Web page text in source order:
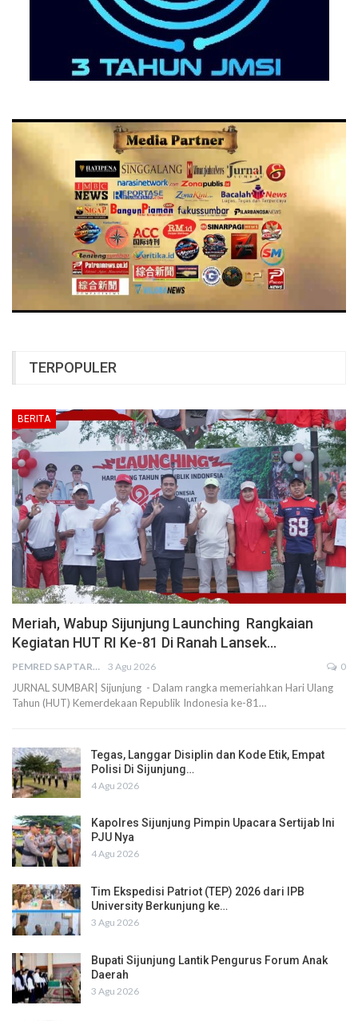
TERPOPULER
BERITA
Meriah, Wabup Sijunjung Launching Rangkaian
Kegiatan HUT RI Ke-81 Di Ranah Lansek…
PEMRED SAPTARIUS 3 Agu 2026 0
JURNAL SUMBAR| Sijunjung - Dalam rangka memeriahkan Hari Ulang
Tahun (HUT) Kemerdekaan Republik Indonesia ke-81…
Tegas, Langgar Disiplin dan Kode Etik, Empat
Polisi Di Sijunjung…
4 Agu 2026
Kapolres Sijunjung Pimpin Upacara Sertijab Ini
PJU Nya
4 Agu 2026
Tim Ekspedisi Patriot (TEP) 2026 dari IPB
University Berkunjung ke…
3 Agu 2026
Bupati Sijunjung Lantik Pengurus Forum Anak
Daerah
3 Agu 2026